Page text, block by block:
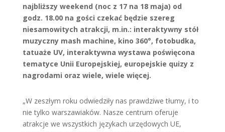
najbliższy weekend (noc z 17 na 18 maja) od
godz. 18.00 na gości czekać będzie szereg
niesamowitych atrakcji, m.in.: interaktywny stół
muzyczny mash machine, kino 360°, fotobudka,
tatuaże UV, interaktywna wystawa poświęcona
tematyce Unii Europejskiej, europejskie quizy z
nagrodami oraz wiele, wiele więcej.
„W zeszłym roku odwiedziły nas prawdziwe tłumy, i to
nie tylko warszawiaków. Nasze centrum oferuje
atrakcje we wszystkich językach urzędowych UE,